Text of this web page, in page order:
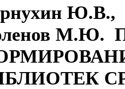
Ю.В.,
М.Ю.